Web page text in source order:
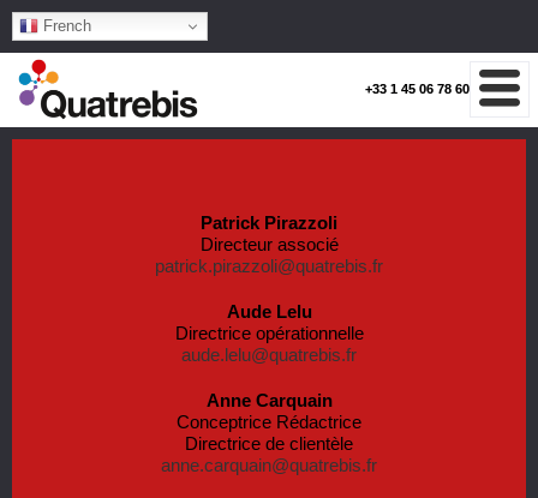
French
+33 1 45 06 78 60
Patrick Pirazzoli
Directeur associé
patrick.pirazzoli@quatrebis.fr
Aude Lelu
Directrice opérationnelle
aude.lelu@quatrebis.fr
Anne Carquain
Conceptrice Rédactrice
Directrice de clientèle
anne.carquain@quatrebis.fr